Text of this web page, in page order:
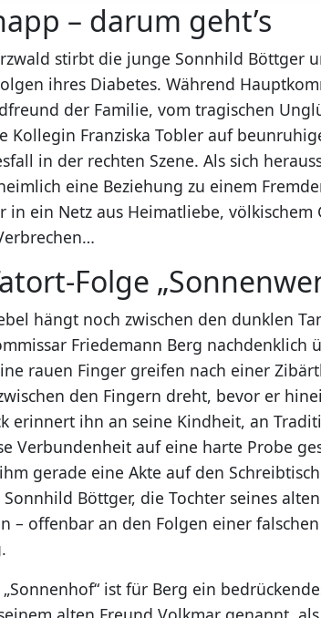
– darum geht’s
stirbt die junge Sonnhild Böttger
ihres Diabetes. Während
der Familie, vom tragischen
Kollegin Franziska Tobler auf
in der rechten Szene. Als sich
eine Beziehung zu einem
in ein Netz aus Heimatliebe, völkischem
Folge
hängt noch zwischen den dunklen
Friedemann Berg nachdenklich
rauen Finger greifen nach einer
den Fingern dreht, bevor er
erinnert ihn an seine Kindheit, an
Verbundenheit auf eine harte Probe
gerade eine Akte auf den
Böttger, die Tochter seines
– offenbar an den Folgen einer falschen
ist für Berg ein